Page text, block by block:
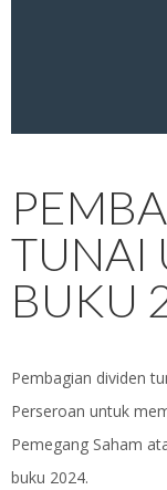
TUNAI
BUKU
Pembagian dividen
Perseroan untuk
Pemegang Saham
buku 2024.